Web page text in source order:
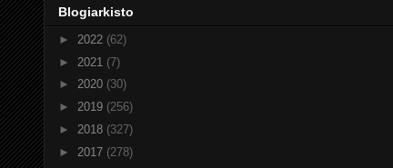
Blogiarkisto
► 2022 (62)
► 2021 (7)
► 2020 (30)
► 2019 (256)
► 2018 (327)
► 2017 (278)